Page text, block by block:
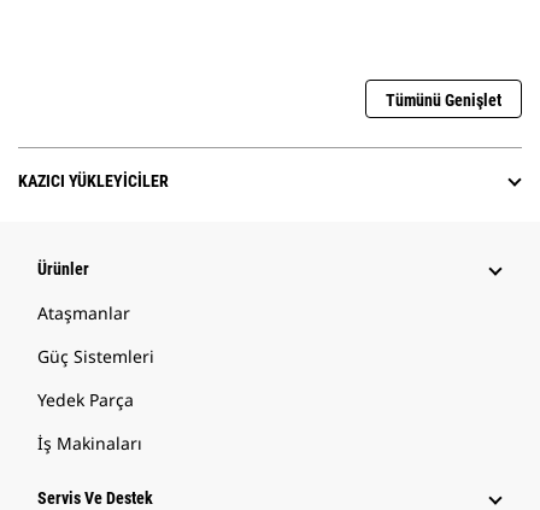
Tümünü Genişlet
KAZICI YÜKLEYICILER
Ürünler
Ataşmanlar
Güç Sistemleri
Yedek Parça
İş Makinaları
Servis Ve Destek